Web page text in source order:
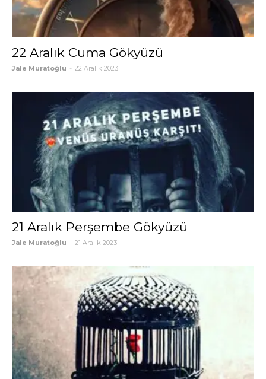
22 Aralık Cuma Gökyüzü
Jale Muratoğlu - 22 Aralık 2023
21 Aralık Perşembe Gökyüzü
Jale Muratoğlu - 21 Aralık 2023